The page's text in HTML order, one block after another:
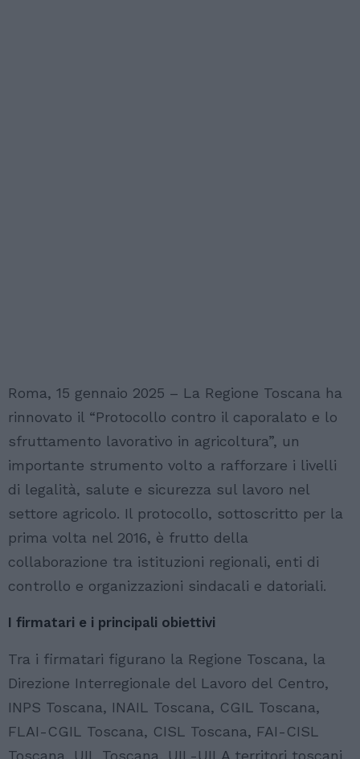
Roma, 15 gennaio 2025 – La Regione Toscana ha
rinnovato il “Protocollo contro il caporalato e lo
sfruttamento lavorativo in agricoltura”, un
importante strumento volto a rafforzare i livelli
di legalità, salute e sicurezza sul lavoro nel
settore agricolo. Il protocollo, sottoscritto per la
prima volta nel 2016, è frutto della
collaborazione tra istituzioni regionali, enti di
controllo e organizzazioni sindacali e datoriali.
I firmatari e i principali obiettivi
Tra i firmatari figurano la Regione Toscana, la
Direzione Interregionale del Lavoro del Centro,
INPS Toscana, INAIL Toscana, CGIL Toscana,
FLAI-CGIL Toscana, CISL Toscana, FAI-CISL
Toscana, UIL Toscana, UIL-UILA territori toscani,